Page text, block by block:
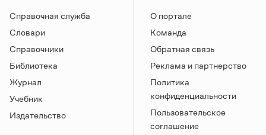
Справочная служба
Словари
Справочники
Библиотека
Журнал
Учебник
Издательство
О портале
Команда
Обратная связь
Реклама и партнерство
Политика
конфиденциальности
Пользовательское
соглашение